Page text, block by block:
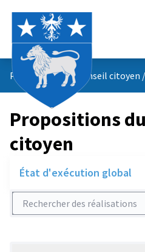
Propositions du conseil citoyen /
Propositions
citoyen
État d'exécution global
Rechercher des réalisations